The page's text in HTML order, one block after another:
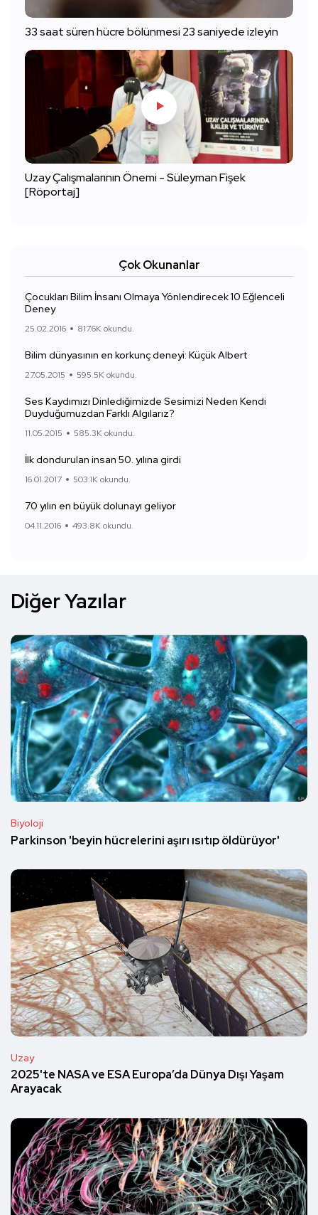
33 saat süren hücre bölünmesi 23 saniyede izleyin
Uzay Çalışmalarının Önemi - Süleyman Fişek
[Röportaj]
Çok Okunanlar
Çocukları Bilim İnsanı Olmaya Yönlendirecek 10 Eğlenceli
Deney
25.02.2016 817.6K okundu.
Bilim dünyasının en korkunç deneyi: Küçük Albert
27.05.2015 595.5K okundu.
Ses Kaydımızı Dinlediğimizde Sesimizi Neden Kendi
Duyduğumuzdan Farklı Algılarız?
11.05.2015 585.3K okundu.
İlk dondurulan insan 50. yılına girdi
16.01.2017 503.1K okundu.
70 yılın en büyük dolunayı geliyor
04.11.2016 493.8K okundu.
Diğer Yazılar
Biyoloji
Parkinson 'beyin hücrelerini aşırı ısıtıp öldürüyor'
Uzay
2025'te NASA ve ESA Europa’da Dünya Dışı Yaşam
Arayacak